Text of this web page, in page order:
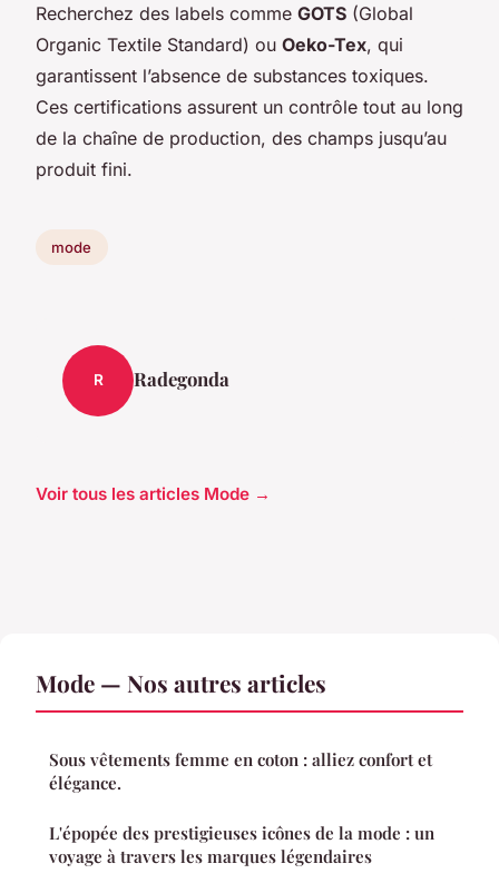
Recherchez des labels comme GOTS (Global
Organic Textile Standard) ou Oeko-Tex, qui
garantissent l’absence de substances toxiques.
Ces certifications assurent un contrôle tout au long
de la chaîne de production, des champs jusqu’au
produit fini.
mode
R Radegonda
Voir tous les articles Mode →
Mode — Nos autres articles
Sous vêtements femme en coton : alliez confort et
élégance.
L'épopée des prestigieuses icônes de la mode : un
voyage à travers les marques légendaires